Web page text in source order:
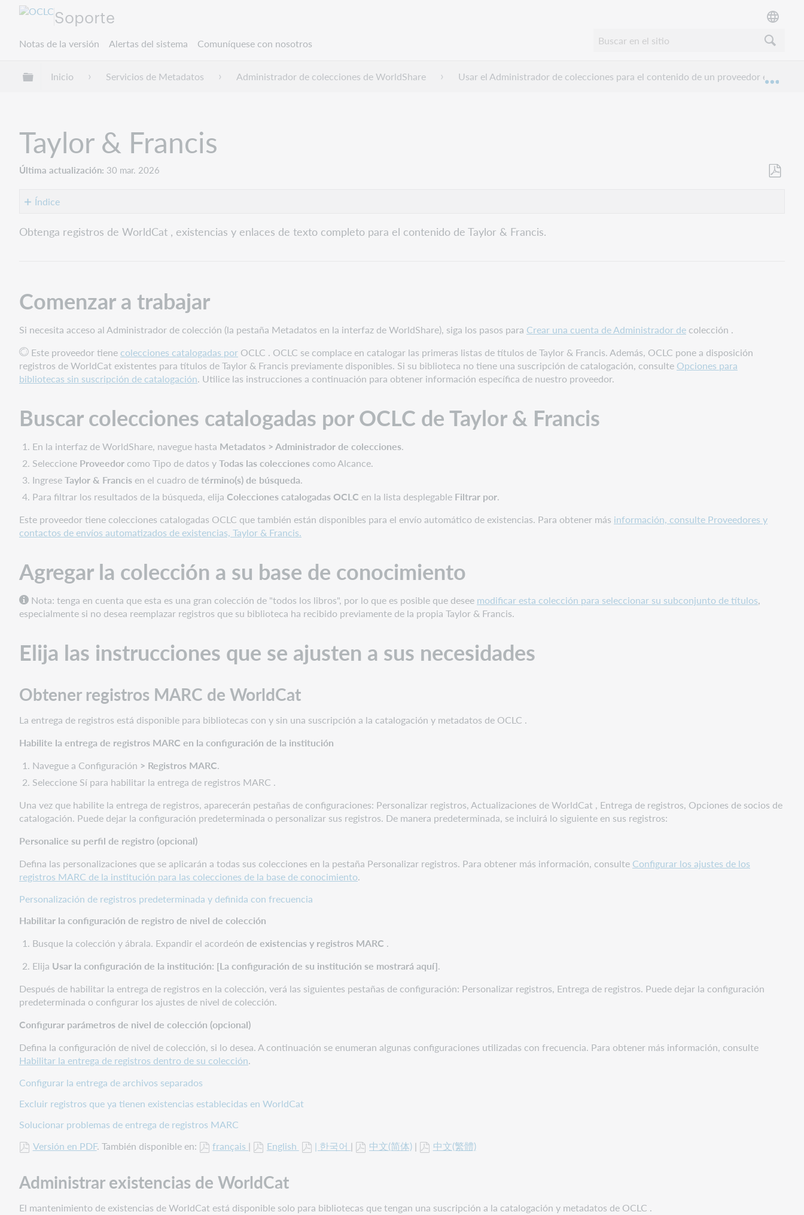
Soporte
Notas de la versión Alertas del sistema Comuníquese con nosotros
Expandir/contraer jerarquía global
Inicio Servicios de Metadatos Administrador de colecciones de WorldShare Usar el Administrador de colecciones para el contenido de un proveedor específico
Taylor & Francis
Última actualización 30 mar. 2026
Índice
Comenzar
a
catalogadas
por
de
Taylor
&
Francis
colección
a
su
base
de
conocimiento
Elija
instrucciones
que
ajusten
a
necesidades
MARC
de
Administrar
de
Usar
los
datos
de
la
colección
otros
Encuentre
materiales
de
adicionales
Obtenga registros de WorldCat , existencias y enlaces de texto completo para el contenido de Taylor & Francis.
Comenzar a trabajar
Si necesita acceso al Administrador de colección (la pestaña Metadatos en la interfaz de WorldShare), siga los pasos para Crear una cuenta de Administrador de colección .
Este proveedor tiene colecciones catalogadas por OCLC . OCLC se complace en catalogar las primeras listas de títulos de Taylor & Francis. Además, OCLC pone a disposición
registros de WorldCat existentes para títulos de Taylor & Francis previamente disponibles. Si su biblioteca no tiene una suscripción de catalogación, consulte Opciones para
bibliotecas sin suscripción de catalogación. Utilice las instrucciones a continuación para obtener información específica de nuestro proveedor.
Buscar colecciones catalogadas por OCLC de Taylor & Francis
En la interfaz de WorldShare, navegue hasta Metadatos > Administrador de colecciones.
Seleccione Proveedor como Tipo de datos yTodas las colecciones como Alcance.
IngreseTaylor & Francis en el cuadro detérmino(s) de búsqueda.
Para filtrar los resultados de la búsqueda, elijaColecciones catalogadas OCLC en la lista desplegable Filtrar por.
Este proveedor tiene colecciones catalogadas OCLC que también están disponibles para el envío automático de existencias. Para obtener más información, consulte Proveedores y
contactos de envíos automatizados de existencias, Taylor & Francis.
Agregar la colección a su base de conocimiento
Nota: tenga en cuenta que esta es una gran colección de "todos los libros", por lo que es posible que desee modificar esta colección para seleccionar su subconjunto de títulos,
especialmente si no desea reemplazar registros que su biblioteca ha recibido previamente de la propia Taylor & Francis.
Elija las instrucciones que se ajusten a sus necesidades
Obtener registros MARC de WorldCat
La entrega de registros está disponible para bibliotecas con y sin una suscripción a la catalogación y metadatos de OCLC .
Habilite la entrega de registros MARC en la configuración de la institución
Navegue a Configuración > Registros MARC.
Seleccione Sí para habilitar la entrega de registros MARC .
Una vez que habilite la entrega de registros, aparecerán pestañas de configuraciones: Personalizar registros, Actualizaciones de WorldCat , Entrega de registros, Opciones de socios de
catalogación. Puede dejar la configuración predeterminada o personalizar sus registros. De manera predeterminada, se incluirá lo siguiente en sus registros:
Personalice su perfil de registro (opcional)
Defina las personalizaciones que se aplicarán a todas sus colecciones en la pestaña Personalizar registros. Para obtener más información, consulte Configurar los ajustes de los
registros MARC de la institución para las colecciones de la base de conocimiento.
Personalización de registros predeterminada y definida con frecuencia
Habilitar la configuración de registro de nivel de colección
Busque la colección y ábrala. Expandir el acordeónde existencias y registros MARC .
Elija Usar la configuración de la institución: [La configuración de su institución se mostrará aquí].
Después de habilitar la entrega de registros en la colección, verá las siguientes pestañas de configuración: Personalizar registros, Entrega de registros. Puede dejar la configuración
predeterminada o configurar los ajustes de nivel de colección.
Configurar parámetros de nivel de colección (opcional)
Defina la configuración de nivel de colección, si lo desea. A continuación se enumeran algunas configuraciones utilizadas con frecuencia. Para obtener más información, consulte
Habilitar la entrega de registros dentro de su colección.
Configurar la entrega de archivos separados
Excluir registros que ya tienen existencias establecidas en WorldCat
Solucionar problemas de entrega de registros MARC
Versión en PDF. También disponible en: français | English | 한국어 | 中文(简体)| 中文(繁體)
Administrar existencias de WorldCat
El mantenimiento de existencias de WorldCat está disponible solo para bibliotecas que tengan una suscripción a la catalogación y metadatos de OCLC .